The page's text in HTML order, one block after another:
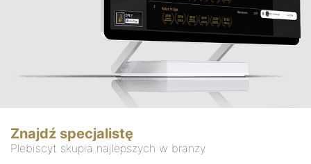
Znajdź specjalistę
Plebiscyt skupia najlepszych w branży